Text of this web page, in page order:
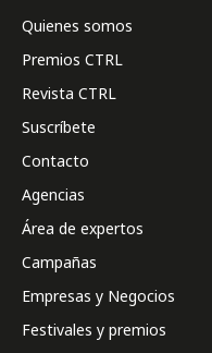
Quienes somos
Premios CTRL
Revista CTRL
Suscríbete
Contacto
Agencias
Área de expertos
Campañas
Empresas y Negocios
Festivales y premios